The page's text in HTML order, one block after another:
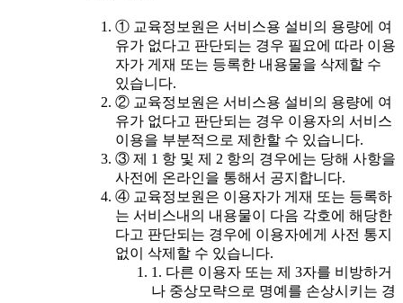
① 교육정보원은 서비스용 설비의 용량에 여
유가 없다고 판단되는 경우 필요에 따라 이용
자가 게재 또는 등록한 내용물을 삭제할 수
있습니다.
② 교육정보원은 서비스용 설비의 용량에 여
유가 없다고 판단되는 경우 이용자의 서비스
이용을 부분적으로 제한할 수 있습니다.
③ 제 1 항 및 제 2 항의 경우에는 당해 사항을
사전에 온라인을 통해서 공지합니다.
④ 교육정보원은 이용자가 게재 또는 등록하
는 서비스내의 내용물이 다음 각호에 해당한
다고 판단되는 경우에 이용자에게 사전 통지
없이 삭제할 수 있습니다.
1. 다른 이용자 또는 제 3자를 비방하거
나 중상모략으로 명예를 손상시키는 경